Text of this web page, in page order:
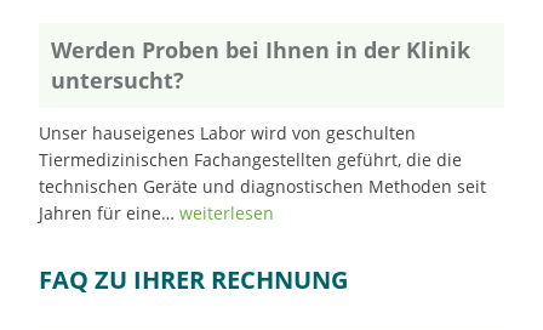
Werden Proben bei Ihnen in der Klinik
untersucht?
Unser hauseigenes Labor wird von geschulten
Tiermedizinischen Fachangestellten geführt, die die
technischen Geräte und diagnostischen Methoden seit
Jahren für eine…weiterlesen
FAQ ZU IHRER RECHNUNG